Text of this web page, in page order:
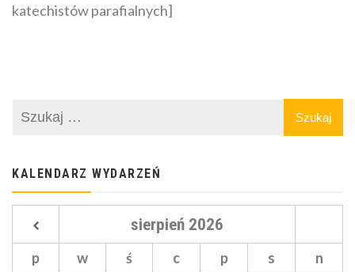
katechistów parafialnych]
KALENDARZ WYDARZEŃ
sierpień 2026
p w ś c p s
n